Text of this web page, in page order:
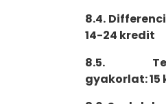
8.4.
14-24 kredit
8.5.
gyakorlat: 15